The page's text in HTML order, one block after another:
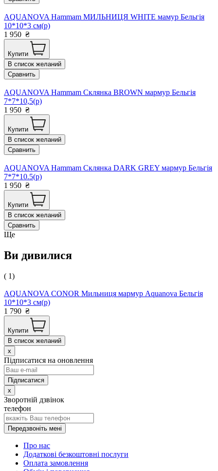
AQUANOVA Hammam МИЛЬНИЦЯ WHITE мамур Бельгія
10*10*3 см(р)
1 950 ₴
Купити
В список желаний
Сравнить
AQUANOVA Hammam Склянка BROWN мармур Бельгія
7*7*10,5(р)
1 950 ₴
Купити
В список желаний
Сравнить
AQUANOVA Hammam Склянка DARK GREY мармур Бельгія
7*7*10.5(р)
1 950 ₴
Купити
В список желаний
Сравнить
Ще
Ви дивилися
( 1)
AQUANOVA CONOR Мильниця мармур Aquanova Бельгія
10*10*3 см(р)
1 790 ₴
Купити
В список желаний
x
Підписатися на оновлення
x
Зворотній дзвінок
телефон
Передзвоніть мені
Про нас
Додаткові безкоштовні послуги
Оплата замовлення